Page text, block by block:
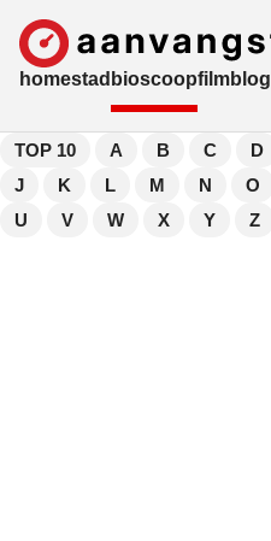
homestad bioscoopfilmblog
TOP 10 A B C D
J
K L M N O
U
V W X Y Z